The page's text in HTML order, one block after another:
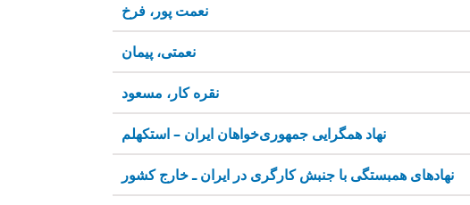
نعمت پور، فرخ
نعمتی، پیمان
نقره کار، مسعود
نهاد همگرایی جمهوری‌خواهان ایران – استکهلم
نهادهای همبستگی با جنبش کارگری در ایران ـ خارج کشور